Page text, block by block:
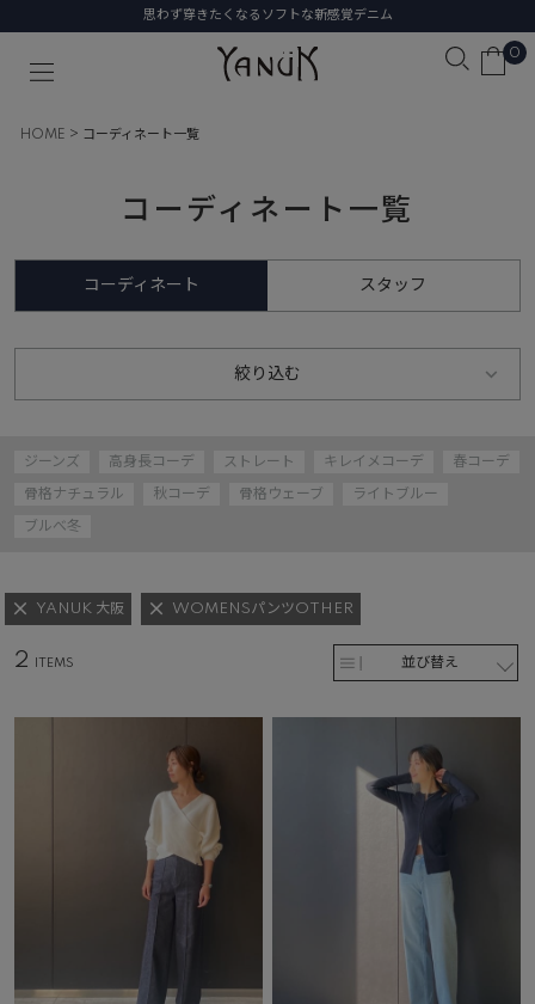
思わず穿きたくなるソフトな新感覚デニム
0
HOME コーディネート一覧
コーディネート一覧
コーディネート スタッフ
絞り込む
ジーンズ 高身長コーデ ストレート キレイメコーデ 春コーデ
骨格ナチュラル 秋コーデ 骨格ウェーブ ライトブルー
ブルべ冬
YANUK 大阪 WOMENSパンツOTHER
並び替え
2